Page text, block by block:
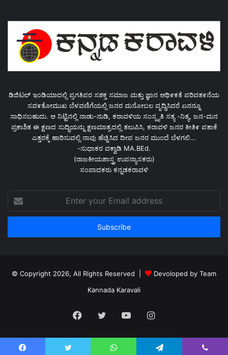
ಡಿಜಿಟಲ್ ಇಂಡಿಯಾದಲ್ಲಿ ಪ್ರಗತಿಪರ ಸಶಕ್ತ ಸಮಾಜ ಮತ್ತು ಜ್ಞಾನ ಆಥಿ೯ಕತೆ ಪರಿವತ೯ನೆಯ
ಸವ೯ತೋಮುಖ ಬೆಳವಣಿಗೆಯಲ್ಲಿ ಜನರ ಮನೋಬಲ ವೃದ್ಧಿಸಿದರೆ ಏನನ್ನೂ
ಸಾಧಿಸಬಹುದು. ಆ ನಿಟ್ಟಿನಲ್ಲಿ ನಾಡು-ನುಡಿ, ಕರಾವಳಿಯ ಸಂಸ್ಕೃತಿ ಸತ್ಯ -ನಿತ್ಯ, ಜನ-ಮನ
ಪ್ರಕಾಶಿತ ಈ ಕ್ಷಣದ ಸುದ್ಧಿಯನ್ನು ಕ್ಷಣಮಾತ್ರದಲ್ಲಿ ತಲುಪಿಸಿ, ಕರಾವಳಿ ಜನರ ಕೀತಿ೯ ಪತಾಕೆ
ಎತ್ತರಕ್ಕೆ ಹಾರಿಸುವಲ್ಲಿ ನಾವು ಹೆಚ್ಚಿಸಿದ ದೀಪ ಜನರ ಮುಂದೆ ಬೆಳಗಲಿ...
-ಸುಧಾಕರ ವಕ್ವಾಡಿ MA.BEd.
(ರಾಜಕೀಯಶಾಸ್ತ್ರ ಉಪನ್ಯಾಸಕರು)
ಸಂಪಾದಕರು ಕನ್ನಡಕರಾವಳಿ
your
Email
© Copyright 2026, All Rights Reserved |
Devoloped by Team
Kannada Karavali
Facebook
TwitterYouTubeInstagram